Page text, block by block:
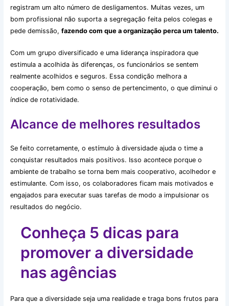
registram um alto número de desligamentos. Muitas vezes, um
bom profissional não suporta a segregação feita pelos colegas e
pede demissão, fazendo com que a organização perca um talento.
Com um grupo diversificado e uma liderança inspiradora que
estimula a acolhida às diferenças, os funcionários se sentem
realmente acolhidos e seguros. Essa condição melhora a
cooperação, bem como o senso de pertencimento, o que diminui o
índice de rotatividade.
Alcance de melhores resultados
Se feito corretamente, o estímulo à diversidade ajuda o time a
conquistar resultados mais positivos. Isso acontece porque o
ambiente de trabalho se torna bem mais cooperativo, acolhedor e
estimulante. Com isso, os colaboradores ficam mais motivados e
engajados para executar suas tarefas de modo a impulsionar os
resultados do negócio.
Conheça 5 dicas para
promover a diversidade
nas agências
Para que a diversidade seja uma realidade e traga bons frutos para